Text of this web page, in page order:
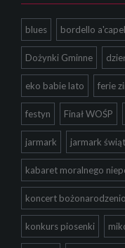
blues bordello
Dożynki Gminne
eko babie lato ferie
festyn Finał WOŚP
jarmark jarmark
kabaret moralnego
koncert
konkurs piosenki